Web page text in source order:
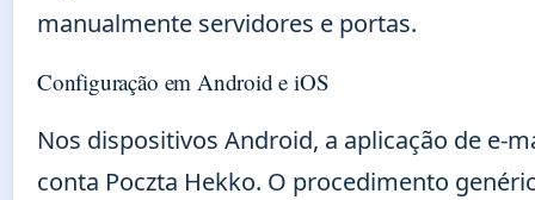
manualmente servidores e portas.
Configuração em Android e iOS
Nos dispositivos Android, a aplicação de e-
conta Poczta Hekko. O procedimento